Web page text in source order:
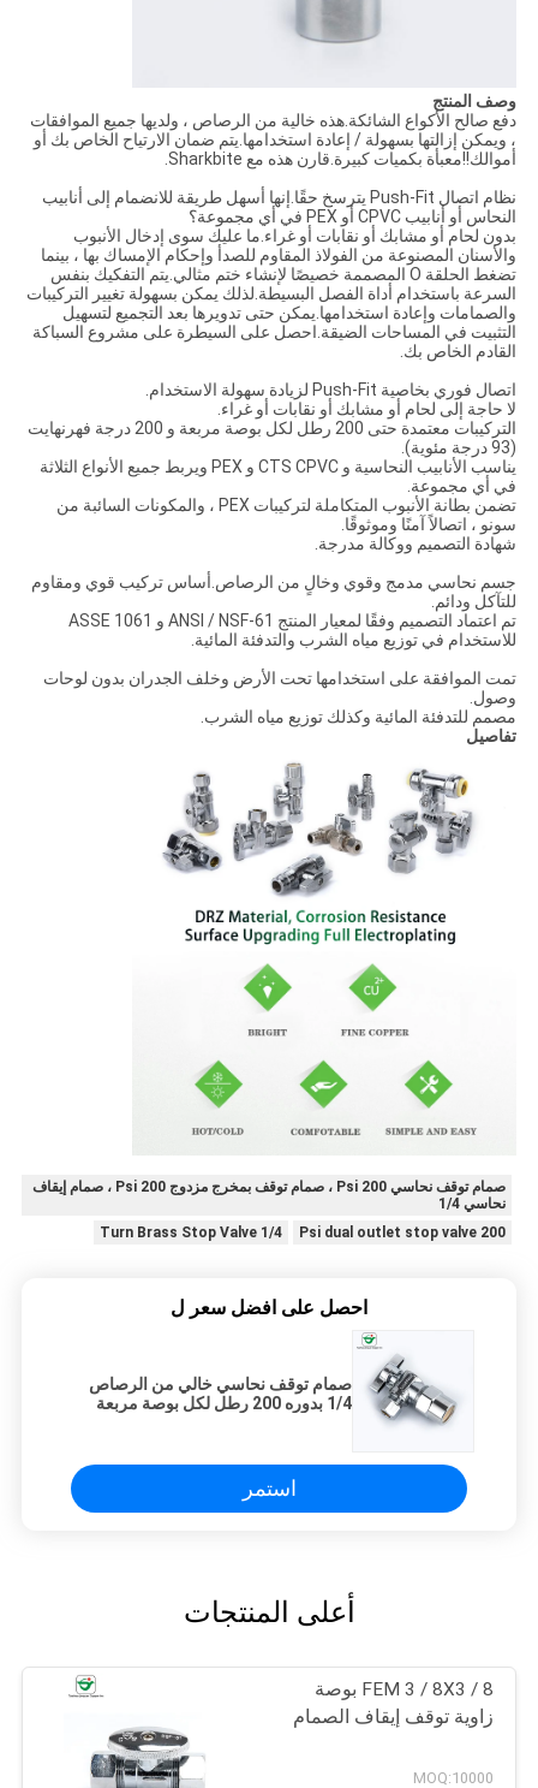
وصف المنتج
دفع صالح الأكواع الشائكة.هذه خالية من الرصاص ، ولديها جميع الموافقات
، ويمكن إزالتها بسهولة / إعادة استخدامها.يتم ضمان الارتياح الخاص بك أو
أموالك!!معبأة بكميات كبيرة.قارن هذه مع Sharkbite.
نظام اتصال Push-Fit يترسخ حقًا.إنها أسهل طريقة للانضمام إلى أنابيب
النحاس أو أنابيب CPVC أو PEX في أي مجموعة؟
بدون لحام أو مشابك أو نقابات أو غراء.ما عليك سوى إدخال الأنبوب
والأسنان المصنوعة من الفولاذ المقاوم للصدأ وإحكام الإمساك بها ، بينما
تضغط الحلقة O المصممة خصيصًا لإنشاء ختم مثالي.يتم التفكيك بنفس
السرعة باستخدام أداة الفصل البسيطة.لذلك يمكن بسهولة تغيير التركيبات
والصمامات وإعادة استخدامها.يمكن حتى تدويرها بعد التجميع لتسهيل
التثبيت في المساحات الضيقة.احصل على السيطرة على مشروع السباكة
القادم الخاص بك.
اتصال فوري بخاصية Push-Fit لزيادة سهولة الاستخدام.
لا حاجة إلى لحام أو مشابك أو نقابات أو غراء.
التركيبات معتمدة حتى 200 رطل لكل بوصة مربعة و 200 درجة فهرنهايت
(93 درجة مئوية).
يناسب الأنابيب النحاسية و CTS CPVC و PEX ويربط جميع الأنواع الثلاثة
في أي مجموعة.
تضمن بطانة الأنبوب المتكاملة لتركيبات PEX ، والمكونات السائبة من
سونو ، اتصالاً آمنًا وموثوقًا.
شهادة التصميم ووكالة مدرجة.
جسم نحاسي مدمج وقوي وخالٍ من الرصاص.أساس تركيب قوي ومقاوم
للتآكل ودائم.
تم اعتماد التصميم وفقًا لمعيار المنتج ANSI / NSF-61 و ASSE 1061
للاستخدام في توزيع مياه الشرب والتدفئة المائية.
تمت الموافقة على استخدامها تحت الأرض وخلف الجدران بدون لوحات
وصول.
مصمم للتدفئة المائية وكذلك توزيع مياه الشرب.
تفاصيل
صمام توقف نحاسي 200 Psi ، صمام توقف بمخرج مزدوج 200 Psi ، صمام إيقاف
نحاسي 1/4
200 Psi dual outlet stop valve
1/4 Turn Brass Stop Valve
احصل على افضل سعر ل
صمام توقف نحاسي خالي من الرصاص
1/4 بدوره 200 رطل لكل بوصة مربعة
استمر
أعلى المنتجات
FEM 3 / 8X3 / 8 بوصة
زاوية توقف إيقاف الصمام
MOQ:10000